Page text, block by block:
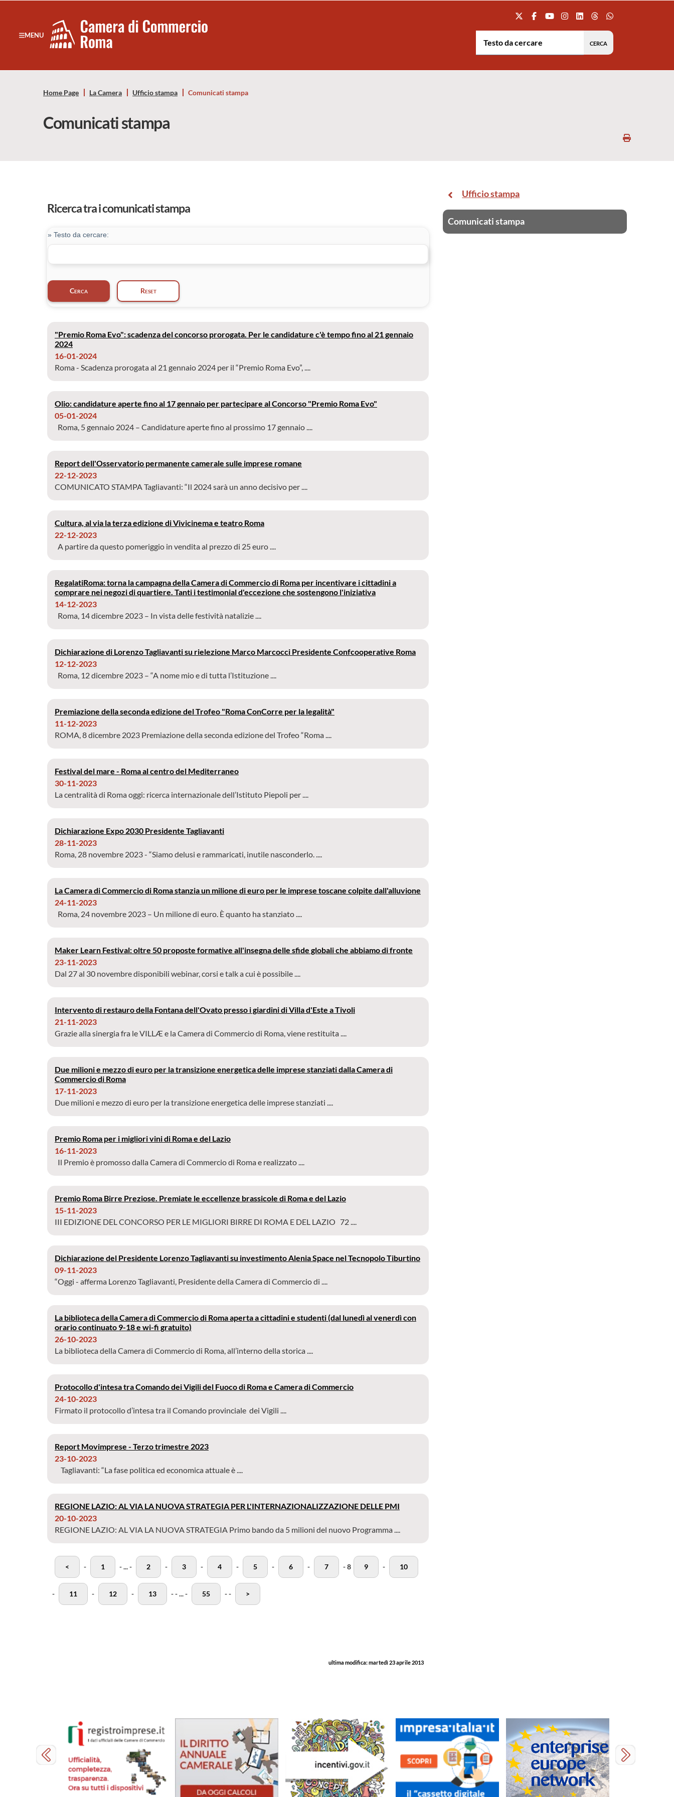
Notizie in primo piano
Banner servizi
MENU
Camera
Commercio
di
Roma
Roma
Testo da cercare:
Home Page La Camera Ufficio stampa Comunicati stampa
Comunicati stampa
Ricerca tra i comunicati stampa
» Testo da cercare:
"Premio Roma Evo": scadenza del concorso prorogata. Per le candidature c'è tempo fino al 21 gennaio
2024
16-01-2024
Roma - Scadenza prorogata al 21 gennaio 2024 per il “Premio Roma Evo”, ....
Olio: candidature aperte fino al 17 gennaio per partecipare al Concorso "Premio Roma Evo"
05-01-2024
Roma, 5 gennaio 2024 – Candidature aperte fino al prossimo 17 gennaio ....
Report dell'Osservatorio permanente camerale sulle imprese romane
22-12-2023
COMUNICATO STAMPA Tagliavanti: “Il 2024 sarà un anno decisivo per ....
Cultura, al via la terza edizione di Vivicinema e teatro Roma
22-12-2023
A partire da questo pomeriggio in vendita al prezzo di 25 euro ....
RegalatiRoma: torna la campagna della Camera di Commercio di Roma per incentivare i cittadini a
comprare nei negozi di quartiere. Tanti i testimonial d'eccezione che sostengono l'iniziativa
14-12-2023
Roma, 14 dicembre 2023 – In vista delle festività natalizie ....
Dichiarazione di Lorenzo Tagliavanti su rielezione Marco Marcocci Presidente Confcooperative Roma
12-12-2023
Roma, 12 dicembre 2023 – “A nome mio e di tutta l’Istituzione ....
Premiazione della seconda edizione del Trofeo "Roma ConCorre per la legalità"
11-12-2023
ROMA, 8 dicembre 2023 Premiazione della seconda edizione del Trofeo “Roma ....
Festival del mare - Roma al centro del Mediterraneo
30-11-2023
La centralità di Roma oggi: ricerca internazionale dell’Istituto Piepoli per ....
Dichiarazione Expo 2030 Presidente Tagliavanti
28-11-2023
Roma, 28 novembre 2023 - “Siamo delusi e rammaricati, inutile nasconderlo. ....
La Camera di Commercio di Roma stanzia un milione di euro per le imprese toscane colpite dall'alluvione
24-11-2023
Roma, 24 novembre 2023 – Un milione di euro. È quanto ha stanziato ....
Maker Learn Festival: oltre 50 proposte formative all'insegna delle sfide globali che abbiamo di fronte
23-11-2023
Dal 27 al 30 novembre disponibili webinar, corsi e talk a cui è possibile ....
Intervento di restauro della Fontana dell'Ovato presso i giardini di Villa d'Este a Tivoli
21-11-2023
Grazie alla sinergia fra le VILLÆ e la Camera di Commercio di Roma, viene restituita ....
Due milioni e mezzo di euro per la transizione energetica delle imprese stanziati dalla Camera di
Commercio di Roma
17-11-2023
Due milioni e mezzo di euro per la transizione energetica delle imprese stanziati ....
Premio Roma per i migliori vini di Roma e del Lazio
16-11-2023
Il Premio è promosso dalla Camera di Commercio di Roma e realizzato ....
Premio Roma Birre Preziose. Premiate le eccellenze brassicole di Roma e del Lazio
15-11-2023
III EDIZIONE DEL CONCORSO PER LE MIGLIORI BIRRE DI ROMA E DEL LAZIO 72 ....
Dichiarazione del Presidente Lorenzo Tagliavanti su investimento Alenia Space nel Tecnopolo Tiburtino
09-11-2023
“Oggi - afferma Lorenzo Tagliavanti, Presidente della Camera di Commercio di ....
La biblioteca della Camera di Commercio di Roma aperta a cittadini e studenti (dal lunedì al venerdì con
orario continuato 9-18 e wi-fi gratuito)
26-10-2023
La biblioteca della Camera di Commercio di Roma, all’interno della storica ....
Protocollo d'intesa tra Comando dei Vigili del Fuoco di Roma e Camera di Commercio
24-10-2023
Firmato il protocollo d’intesa tra il Comando provinciale dei Vigili ....
Report Movimprese - Terzo trimestre 2023
23-10-2023
Tagliavanti: “La fase politica ed economica attuale è ....
REGIONE LAZIO: AL VIA LA NUOVA STRATEGIA PER L'INTERNAZIONALIZZAZIONE DELLE PMI
20-10-2023
REGIONE LAZIO: AL VIA LA NUOVA STRATEGIA Primo bando da 5 milioni del nuovo Programma ....
< - 1 -...- 2 - 3 - 4 - 5 - 6 - 7 -8 9 - 10
- 11 - 12 - 13 --...- 55 -- >
ultima modifica:martedì 23 aprile 2013
Ufficio stampa
Comunicati stampa